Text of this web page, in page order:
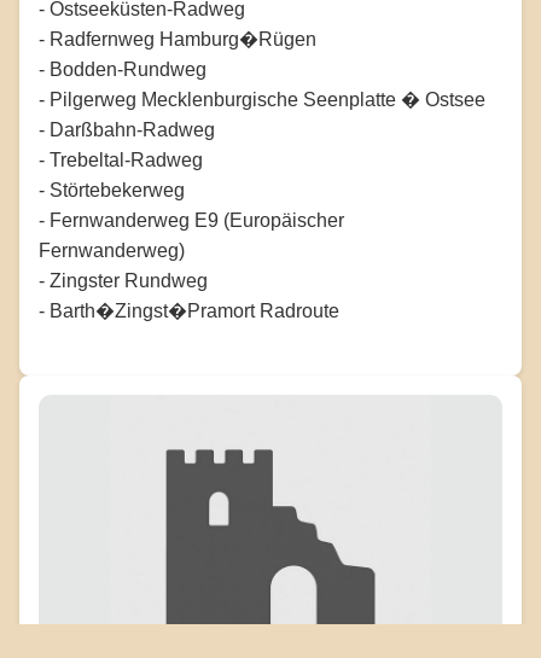
- Ostseeküsten-Radweg
- Radfernweg Hamburg�Rügen
- Bodden-Rundweg
- Pilgerweg Mecklenburgische Seenplatte � Ostsee
- Darßbahn-Radweg
- Trebeltal-Radweg
- Störtebekerweg
- Fernwanderweg E9 (Europäischer
Fernwanderweg)
- Zingster Rundweg
- Barth�Zingst�Pramort Radroute